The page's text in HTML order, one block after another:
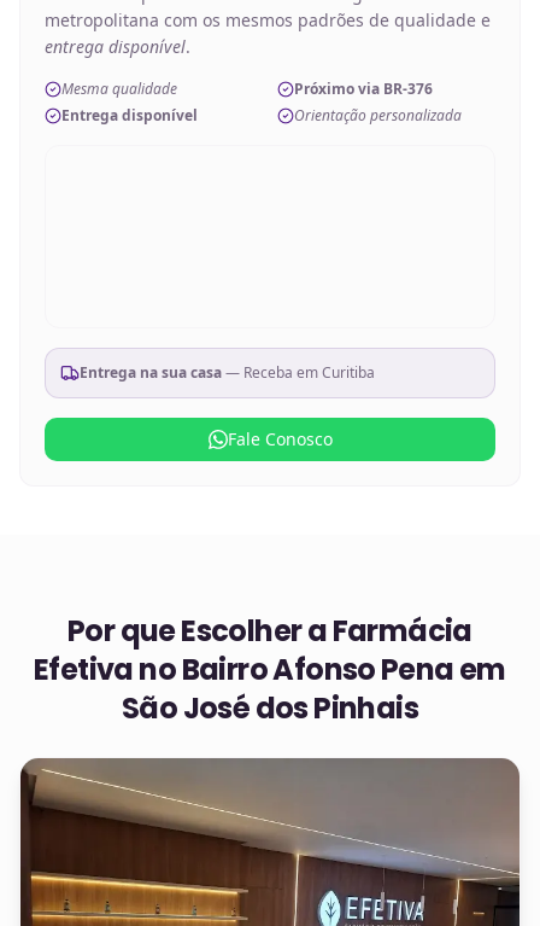
metropolitana com os mesmos padrões de qualidade e
entrega disponível.
Mesma qualidade
Próximo via BR-376
Entrega disponível
Orientação personalizada
Entrega na sua casa— Receba emCuritiba
Fale Conosco
Por que Escolher a Farmácia
Efetiva noBairro Afonso Pena em
São José dos Pinhais